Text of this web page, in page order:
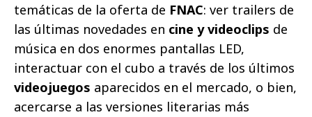
temáticas de la oferta de FNAC: ver trailers de
las últimas novedades en cine y videoclips de
música en dos enormes pantallas LED,
interactuar con el cubo a través de los últimos
videojuegos aparecidos en el mercado, o bien,
acercarse a las versiones literarias más